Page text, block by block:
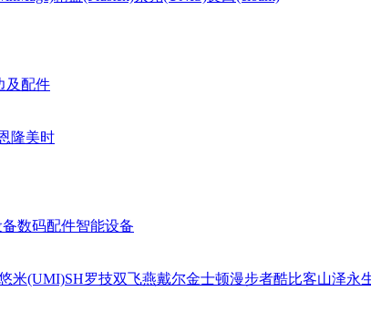
及配件
隆美时
数码配件智能设备
米(UMI)SH罗技双飞燕戴尔金士顿漫步者酷比客山泽永